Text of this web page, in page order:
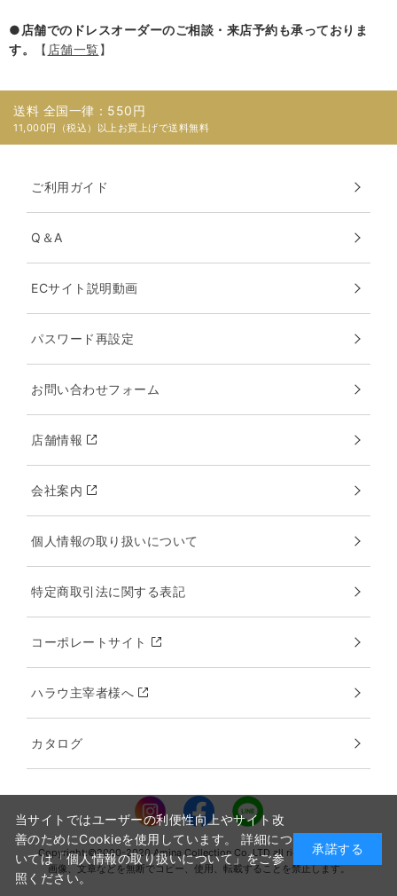
● 店舗でのドレスオーダーのご相談・来店予約も承っておりま
す。
【 店舗一覧】
送料 全国一律：550円
11,000円（税込）以上お買上げで送料無料
ご利用ガイド
Q＆A
ECサイト説明動画
パスワード再設定
お問い合わせフォーム
店舗情報
会社案内
個人情報の取り扱いについて
特定商取引法に関する表記
コーポレートサイト
ハラウ主宰者様へ
カタログ
Copyright:©2000-2020 Amina Collection Co.,LTD all rights reserved.
画像、文章などを無断でコピー、使用、転載することを禁止します。
当サイトではユーザーの利便性向上やサイト改
善のためにCookieを使用しています。 詳細につ
いては「個人情報の取り扱いについて」をご参
照ください。
承諾する